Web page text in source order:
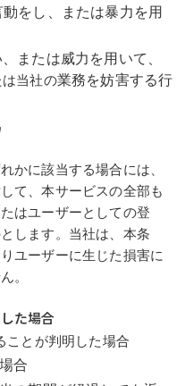
動をし、または暴力を用
または威力を用いて、
は当社の業務を妨害する行
かに該当する場合には、
て、本サービスの全部 も
はユーザーとしての登
します。当社は、本条
ユーザーに生じた損害に
。
た場合
ことが判明 した場合
合